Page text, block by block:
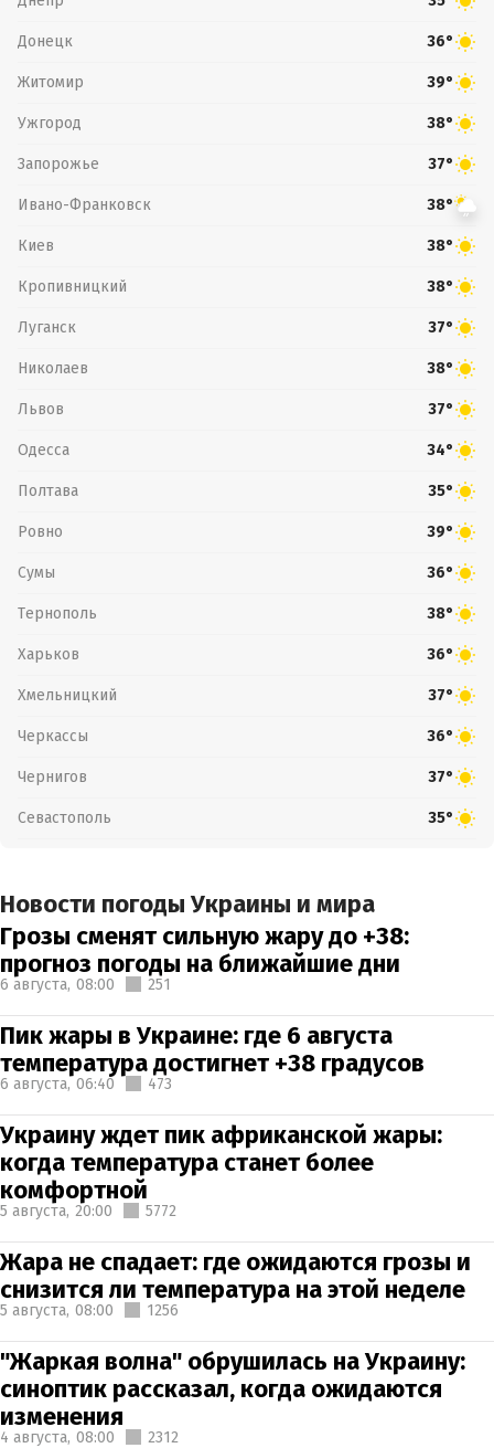
Донецк 36°
Житомир 39°
Ужгород 38°
Запорожье 37°
Ивано-Франковск 38°
Киев 38°
Кропивницкий 38°
Луганск 37°
Николаев 38°
Львов 37°
Одесса 34°
Полтава 35°
Ровно 39°
Сумы 36°
Тернополь 38°
Харьков 36°
Хмельницкий 37°
Черкассы 36°
Чернигов 37°
Севастополь 35°
Новости погоды Украины и мира
Грозы сменят сильную жару до +38:
прогноз погоды на ближайшие дни
6 августа, 08:00 251
Пик жары в Украине: где 6 августа
температура достигнет +38 градусов
6 августа, 06:40 473
Украину ждет пик африканской жары:
когда температура станет более
комфортной
5 августа, 20:00 5772
Жара не спадает: где ожидаются грозы и
снизится ли температура на этой неделе
5 августа, 08:00 1256
"Жаркая волна" обрушилась на Украину:
синоптик рассказал, когда ожидаются
изменения
4 августа, 08:00 2312